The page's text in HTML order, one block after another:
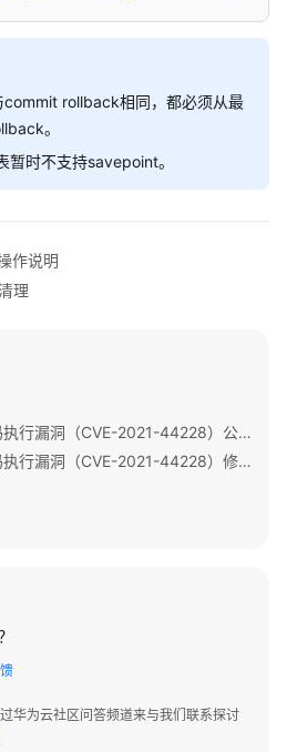
rollback相同，都必须从最
。
暂时不支持savepoint。
作说明
理
Apache Log4j2 远程代码执行漏洞（CVE-2021-44228）公告
Apache Log4j2 远程代码执行漏洞（CVE-2021-44228）修复指导
华为云社区问答频道来与我们联系探讨